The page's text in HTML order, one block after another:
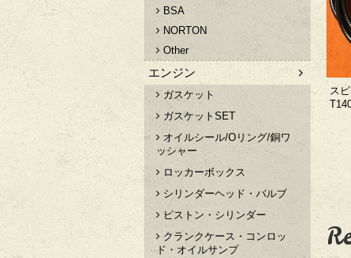
ス
BSA
NORTON
Other
エンジン
ガスケット
ガスケットSET
オイルシール/Oリング/銅ワ
ッシャー
ロッカーボックス
シリンダーヘッド・バルブ
ピストン・シリンダー
クランクケース・コンロッ
ド・オイルサンプ